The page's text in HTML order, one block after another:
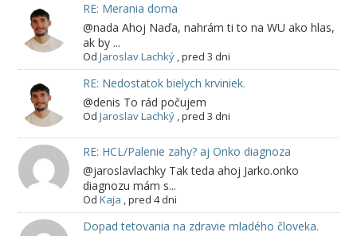
RE: Merania doma
@nada Ahoj Naďa, nahrám ti to na WU ako hlas,
ak by ...
Od Jaroslav Lachký,pred 3 dni
RE: Nedostatok bielych krviniek.
@denis To rád počujem
Od Jaroslav Lachký,pred 3 dni
RE: HCL/Palenie zahy? aj Onko diagnoza
@jaroslavlachky Tak teda ahoj Jarko.onko
diagnozu mám s...
Od Kaja ,pred 4 dni
Dopad tetovania na zdravie mladého človeka.